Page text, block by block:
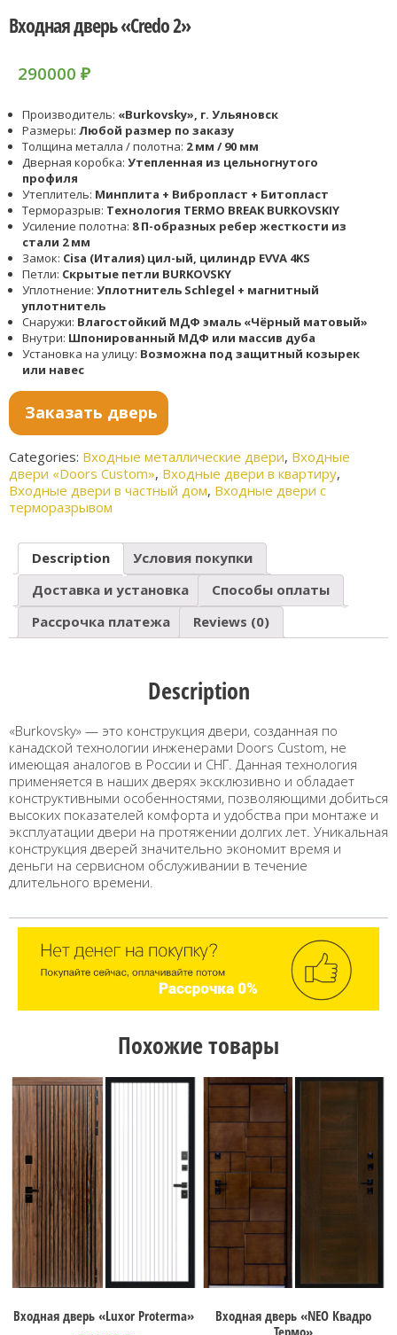
Входная дверь «Credo 2»
290000 ₽
Производитель: «Burkovsky», г. Ульяновск
Размеры: Любой размер по заказу
Толщина металла / полотна: 2 мм / 90 мм
Дверная коробка: Утепленная из цельногнутого
профиля
Утеплитель: Минплита + Вибропласт + Битопласт
Терморазрыв: Технология TERMO BREAK BURKOVSKIY
Усиление полотна: 8 П-образных ребер жесткости из
стали 2 мм
Замок: Cisa (Италия) цил-ый, цилиндр EVVA 4KS
Петли: Скрытые петли BURKOVSKY
Уплотнение: Уплотнитель Schlegel + магнитный
уплотнитель
Снаружи: Влагостойкий МДФ эмаль «Чёрный матовый»
Внутри: Шпонированный МДФ или массив дуба
Установка на улицу: Возможна под защитный козырек
или навес
Заказать дверь
Categories: Входные металлические двери, Входные
двери «Doors Custom», Входные двери в квартиру,
Входные двери в частный дом, Входные двери с
терморазрывом
Description
Условия покупки
Доставка и установка
Способы оплаты
Рассрочка платежа
Reviews (0)
Description
«Burkovsky» — это конструкция двери, созданная по
канадской технологии инженерами Doors Custom, не
имеющая аналогов в России и СНГ. Данная технология
применяется в наших дверях эксклюзивно и обладает
конструктивными особенностями, позволяющими добиться
высоких показателей комфорта и удобства при монтаже и
эксплуатации двери на протяжении долгих лет. Уникальная
конструкция дверей значительно экономит время и
деньги на сервисном обслуживании в течение
длительного времени.
Похожие товары
Входная дверь «NEO Квадро
Входная дверь